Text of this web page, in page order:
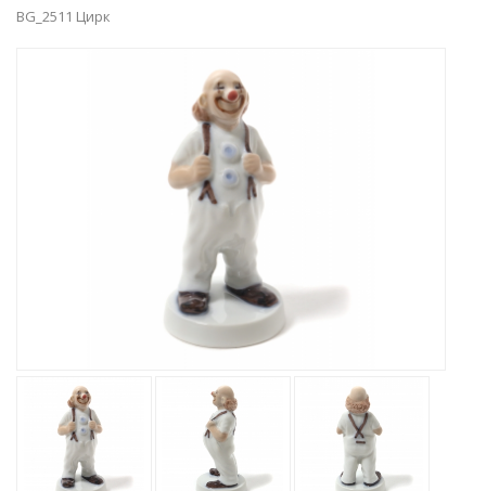
BG_2511 Цирк